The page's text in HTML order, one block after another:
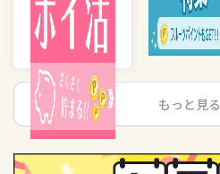
もっと見る